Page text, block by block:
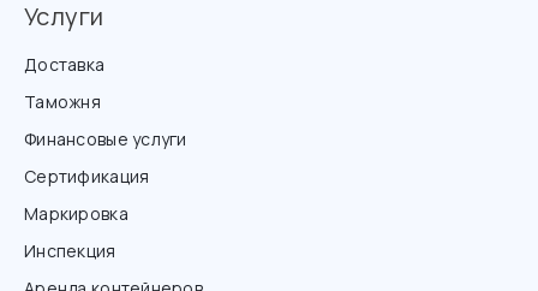
Услуги
Доставка
Таможня
Финансовые услуги
Сертификация
Маркировка
Инспекция